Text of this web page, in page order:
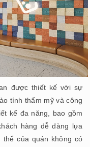
được thiết kế với sự
tính thẩm mỹ và công
kế đa năng, bao gồm
hàng dễ dàng lựa
của quán không có